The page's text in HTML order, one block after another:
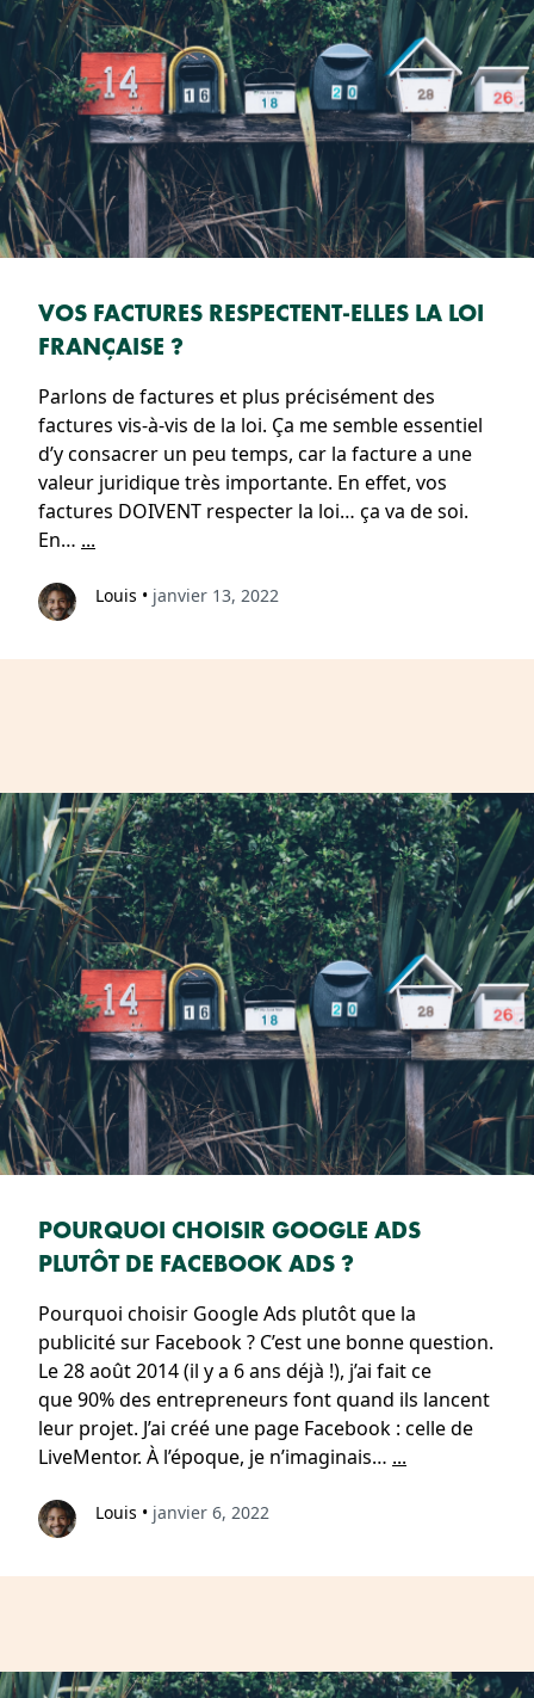
VOS FACTURES RESPECTENT-ELLES LA LOI
FRANÇAISE ?
Parlons de factures et plus précisément des
factures vis-à-vis de la loi. Ça me semble essentiel
d’y consacrer un peu temps, car la facture a une
valeur juridique très importante. En effet, vos
factures DOIVENT respecter la loi… ça va de soi.
En… ...
Louis • janvier 13, 2022
POURQUOI CHOISIR GOOGLE ADS
PLUTÔT DE FACEBOOK ADS ?
Pourquoi choisir Google Ads plutôt que la
publicité sur Facebook ? C’est une bonne question.
Le 28 août 2014 (il y a 6 ans déjà !), j’ai fait ce
que 90% des entrepreneurs font quand ils lancent
leur projet. J’ai créé une page Facebook : celle de
LiveMentor. À l’époque, je n’imaginais… ...
Louis • janvier 6, 2022